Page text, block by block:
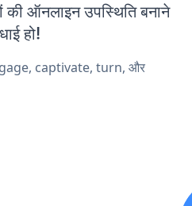
ऑनलाइन उपस्थिति बनाने
हो!
captivate, turn, और